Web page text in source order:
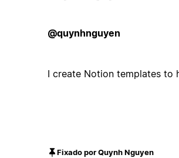
@quynhnguyen
I create Notion templates to
Fixado por Quynh Nguyen